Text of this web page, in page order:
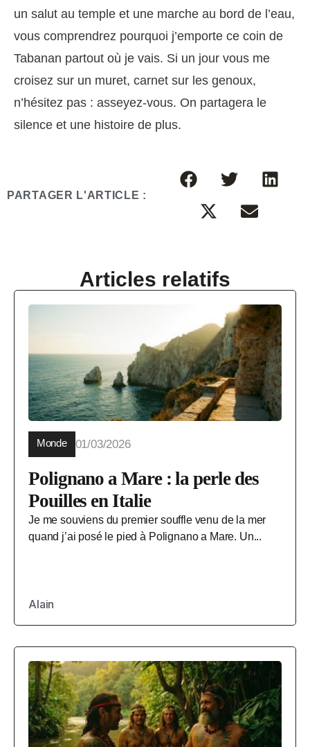
un salut au temple et une marche au bord de l’eau,
vous comprendrez pourquoi j’emporte ce coin de
Tabanan partout où je vais. Si un jour vous me
croisez sur un muret, carnet sur les genoux,
n’hésitez pas : asseyez-vous. On partagera le
silence et une histoire de plus.
PARTAGER L'ARTICLE :
Articles relatifs
Monde 01/03/2026
Polignano a Mare : la perle des
Pouilles en Italie
Je me souviens du premier souffle venu de la mer
quand j’ai posé le pied à Polignano a Mare. Un...
Alain